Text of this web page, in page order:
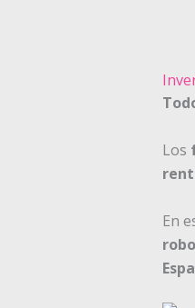
Los
En